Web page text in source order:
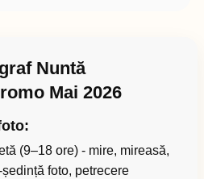
Nuntă
Mai 2026
(9–18 ore) - mire, mireasă,
foto, petrecere